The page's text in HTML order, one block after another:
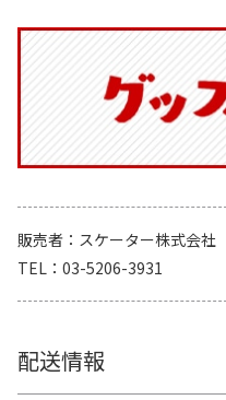
販売者
スケーター株式会社
TEL
03-5206-3931
配送情報